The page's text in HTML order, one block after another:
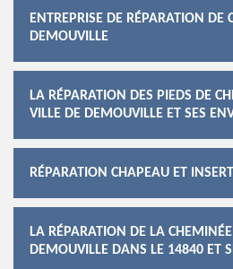
ENTREPRISE DE RÉPARATION DE
DEMOUVILLE
LA RÉPARATION DES PIEDS DE
VILLE DE DEMOUVILLE ET SES
RÉPARATION CHAPEAU ET
LA RÉPARATION DE LA
DEMOUVILLE DANS LE 14840 ET